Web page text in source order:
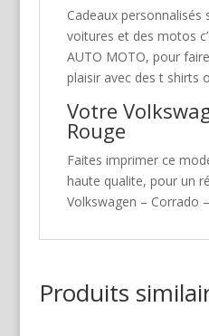
Cadeaux personnalisés
voitures et des motos
AUTO MOTO, pour
plaisir avec des t shirts
Votre
Rouge
Faites imprimer ce
haute qualite, pour un
Volkswagen – Corrado
Produits